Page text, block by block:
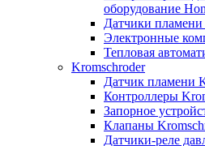
оборудование
Датчики
Электронные
Тепловая
Kromschroder
Датчик пламени
Контроллеры
Запорное
Клапаны
Датчики-реле